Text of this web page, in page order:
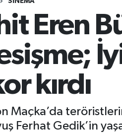
Eren
kırdı
Maçka’da
Ferhat Gedik’in
ve Fikstür